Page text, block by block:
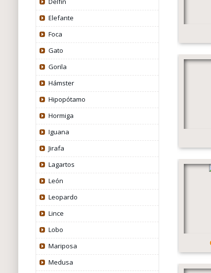
Elefante
Foca
Gato
Gorila
Hámster
Hipopótamo
Hormiga
Iguana
Jirafa
Lagartos
León
Leopardo
Lince
Lobo
Mariposa
Medusa